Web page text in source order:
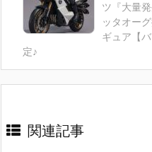
ツ『大量
ッタオー
ギュア【
定♪
関連記事